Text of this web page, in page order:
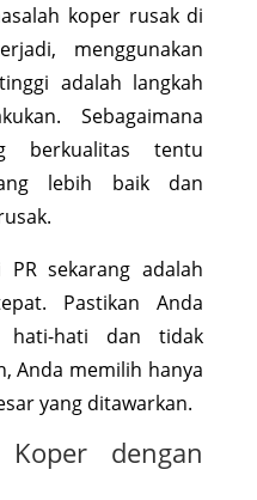
koper rusak di
menggunakan
adalah langkah
Sebagaimana
berkualitas tentu
lebih baik dan
sekarang adalah
Pastikan Anda
hati-hati dan tidak
Anda memilih hanya
yang ditawarkan.
dengan